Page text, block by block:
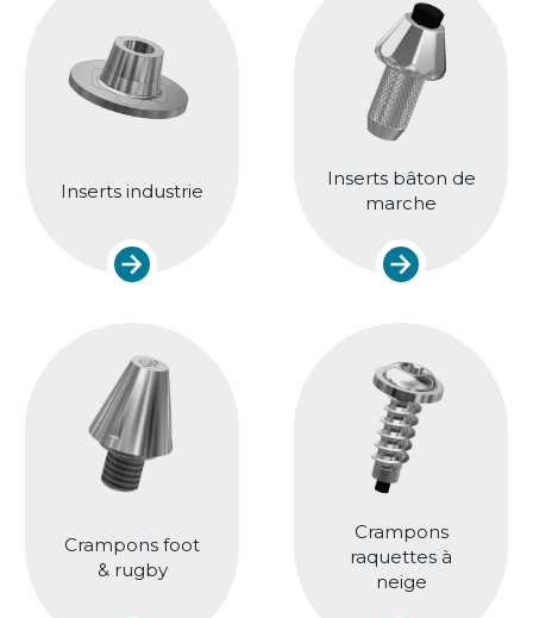
Inserts industrie
Inserts bâton de
marche
Crampons foot
& rugby
Crampons
raquettes à
neige